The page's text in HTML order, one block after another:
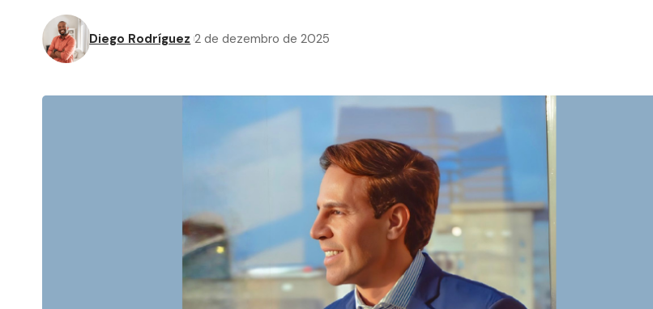
Diego Rodríguez 2 de dezembro de 2025